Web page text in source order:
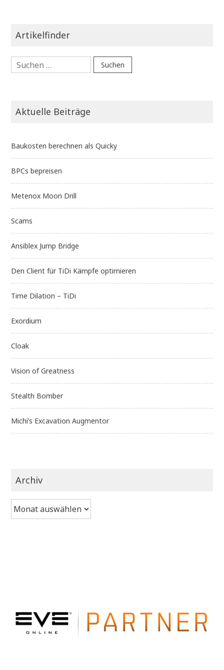
Artikelfinder
Suchen
nach:
Aktuelle Beiträge
Baukosten berechnen als Quicky
BPCs bepreisen
Metenox Moon Drill
Scams
Ansiblex Jump Bridge
Den Client für TiDi Kämpfe optimieren
Time Dilation – TiDi
Exordium
Cloak
Vision of Greatness
Stealth Bomber
Michi’s Excavation Augmentor
Archiv
Archiv